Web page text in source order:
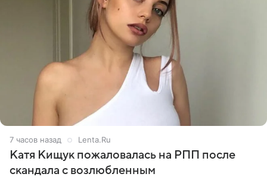
7 часов назад Lenta.Ru
Катя Кищук пожаловалась на РПП после
скандала с возлюбленным